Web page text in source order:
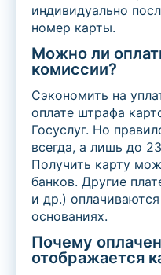
индивидуально
номер карты.
Можно ли
комиссии?
Сэкономить на
оплате штрафа
Госуслуг. Но
всегда, а лишь до
Получить карту
банков. Другие
и др.)
основаниях.
Почему
отображается